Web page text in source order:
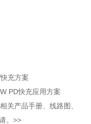
充方案
PD快充应用方案
关产品手册、线路图、
。>>